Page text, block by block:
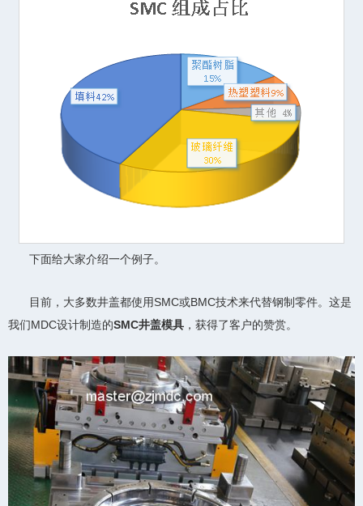
下面给大家介绍一个例子。
目前，大多数井盖都使用SMC或BMC技术来代替钢制零件。这是
我们MDC设计制造的SMC井盖模具 ，获得了客户的赞赏。